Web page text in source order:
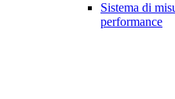
Sistema di
performance